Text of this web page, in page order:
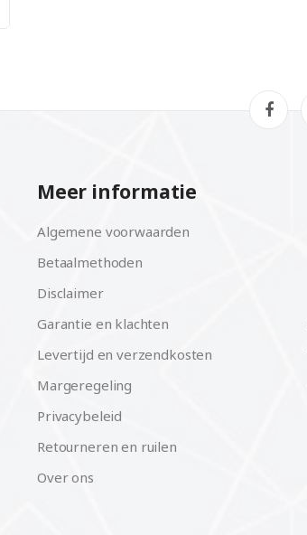
Meer informatie
Algemene voorwaarden
Betaalmethoden
Disclaimer
Garantie en klachten
Levertijd en verzendkosten
Margeregeling
Privacybeleid
Retourneren en ruilen
Over ons